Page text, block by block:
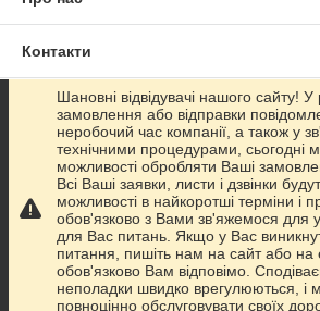
Контакти
Доставка та оплата
Графік роботи
Повна версія сайту
Сайт створено на маркетплейсі
Шановні відвідувачі нашого сайту!
замовлення або відправки
неробочий час компанії, а також у
технічними процедурами, сьогодні
можливості обробляти Ваші
Всі Ваші заявки, листи і дзвінки
можливості в найкоротші терміни і
обов'язково з Вами зв'яжемося для
для Вас питань. Якщо у Вас
питання, пишіть нам на сайт або на
обов'язково Вам відповімо.
неполадки швидко врегулюються, і
повноцінно обслуговувати своїх